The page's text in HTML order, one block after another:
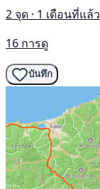
2 จุด · 1 เดือนที่แล้ว
16 การดู
บันทึก